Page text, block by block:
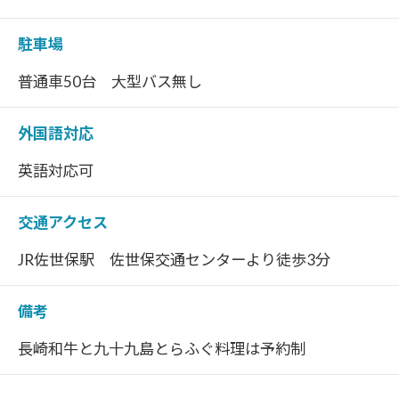
駐車場
普通車50台 大型バス無し
外国語対応
英語対応可
交通アクセス
JR佐世保駅 佐世保交通センターより徒歩3分
備考
長崎和牛と九十九島とらふぐ料理は予約制